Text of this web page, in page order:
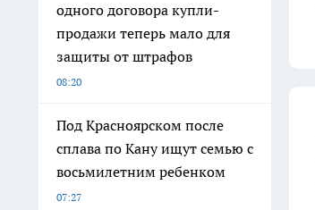
одного договора купли-
продажи теперь мало для
защиты от штрафов
08:20
Под Красноярском после
сплава по Кану ищут семью с
восьмилетним ребенком
07:27